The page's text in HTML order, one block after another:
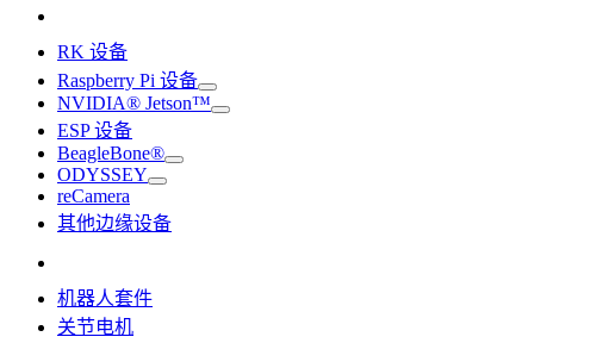
RK 设备
Raspberry Pi 设备
NVIDIA® Jetson™
ESP 设备
BeagleBone®
ODYSSEY
reCamera
其他边缘设备
机器人套件
关节电机